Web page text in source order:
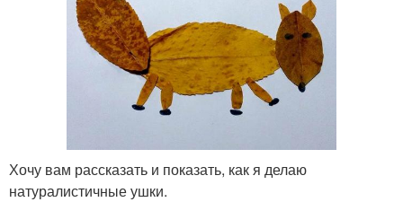
Хочу вам рассказать и показать, как я делаю
натуралистичные ушки.